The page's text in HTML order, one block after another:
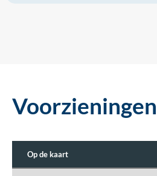
Voorzieningen
Op de kaart